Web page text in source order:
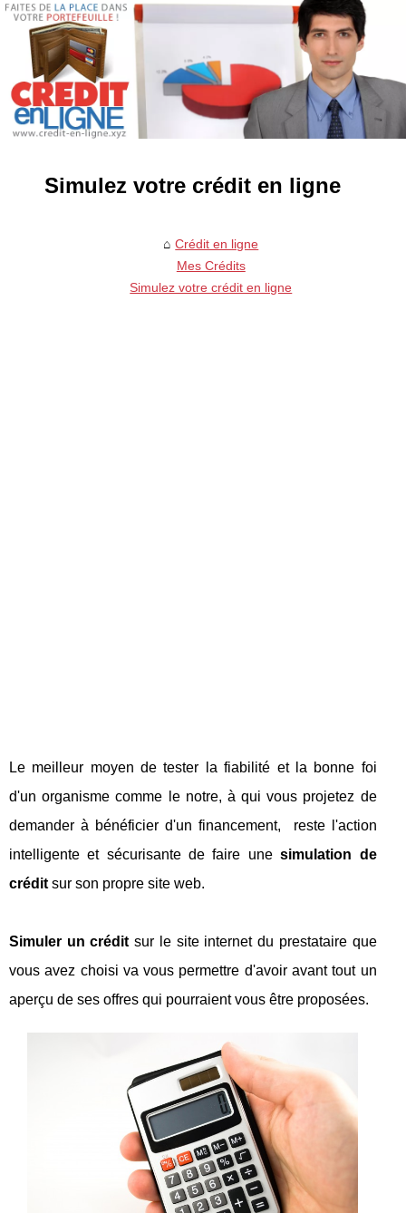
Simulez votre crédit en ligne
Crédit en ligne
Mes Crédits
Simulez votre crédit en ligne
Le meilleur moyen de tester la fiabilité et la bonne foi
d'un organisme comme le notre, à qui vous projetez de
demander à bénéficier d'un financement, reste l'action
intelligente et sécurisante de faire unesimulation de
crédit sur son propre site web.
Simuler un crédit sur le site internet du prestataire que
vous avez choisi va vous permettre d'avoir avant tout un
aperçu de ses offres qui pourraient vous être proposées.